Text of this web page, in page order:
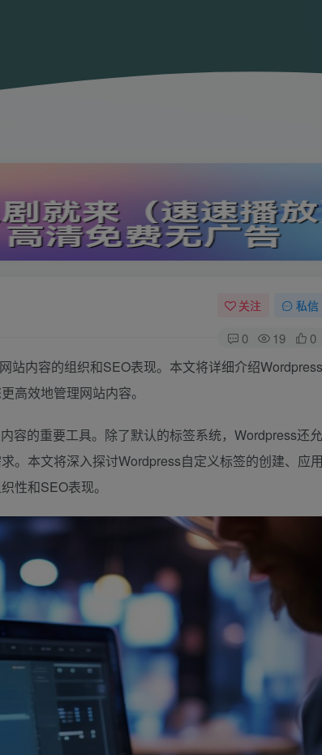
关注 私信
0 19 0
站内容的组织和SEO表现。本文将详细介绍Wordpress
高效地管理网站内容。
容的重要工具。除了默认的标签系统，Wordpress还允
。本文将深入探讨Wordpress自定义标签的创建、应
性和SEO表现。